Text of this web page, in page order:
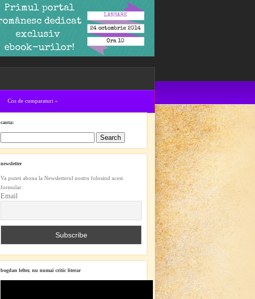
Cos de cumparaturi »
cauta:
newsletter
Va puteti abona la Newsletterul nostru folosind acest
formular:
Email
bogdan lefter, nu numai critic literar